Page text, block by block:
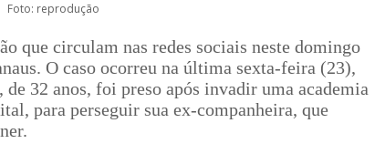
Foto: reprodução
que circulam nas redes sociais neste domingo
O caso ocorreu na última sexta-feira (23),
32 anos, foi preso após invadir uma academia
para perseguir sua ex-companheira, que